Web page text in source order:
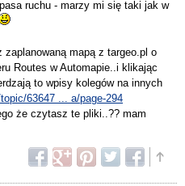
ruchu - marzy mi się taki jak w
mapą z targeo.pl o
Routes w Automapie..i klikając
to wpisy kolegów na innych
63647 ... a/page-294
że czytasz te pliki..?? mam